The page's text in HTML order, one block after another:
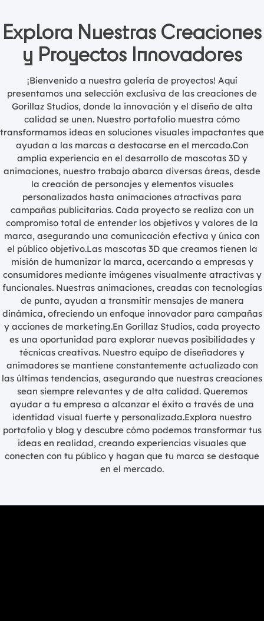
Explora Nuestras Creaciones
y Proyectos Innovadores
¡Bienvenido a nuestra galería de proyectos! Aquí
presentamos una selección exclusiva de las creaciones de
Gorillaz Studios, donde la innovación y el diseño de alta
calidad se unen. Nuestro portafolio muestra cómo
transformamos ideas en soluciones visuales impactantes que
ayudan a las marcas a destacarse en el mercado.Con
amplia experiencia en el desarrollo de mascotas 3D y
animaciones, nuestro trabajo abarca diversas áreas, desde
la creación de personajes y elementos visuales
personalizados hasta animaciones atractivas para
campañas publicitarias. Cada proyecto se realiza con un
compromiso total de entender los objetivos y valores de la
marca, asegurando una comunicación efectiva y única con
el público objetivo.Las mascotas 3D que creamos tienen la
misión de humanizar la marca, acercando a empresas y
consumidores mediante imágenes visualmente atractivas y
funcionales. Nuestras animaciones, creadas con tecnologías
de punta, ayudan a transmitir mensajes de manera
dinámica, ofreciendo un enfoque innovador para campañas
y acciones de marketing.En Gorillaz Studios, cada proyecto
es una oportunidad para explorar nuevas posibilidades y
técnicas creativas. Nuestro equipo de diseñadores y
animadores se mantiene constantemente actualizado con
las últimas tendencias, asegurando que nuestras creaciones
sean siempre relevantes y de alta calidad. Queremos
ayudar a tu empresa a alcanzar el éxito a través de una
identidad visual fuerte y personalizada.Explora nuestro
portafolio y blog y descubre cómo podemos transformar tus
ideas en realidad, creando experiencias visuales que
conecten con tu público y hagan que tu marca se destaque
en el mercado.